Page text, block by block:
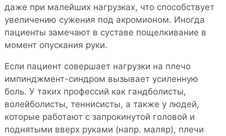
даже при малейших нагрузках, что способствует
увеличению сужения под акромионом. Иногда
пациенты замечают в суставе пощелкивание в
момент опускания руки.
Если пациент совершает нагрузки на плечо
импинджмент-синдром вызывает усиленную
боль. У таких профессий как гандболисты,
волейболисты, теннисисты, а также у людей,
которые работают с запрокинутой головой и
поднятыми вверх руками (напр. маляр), плечи